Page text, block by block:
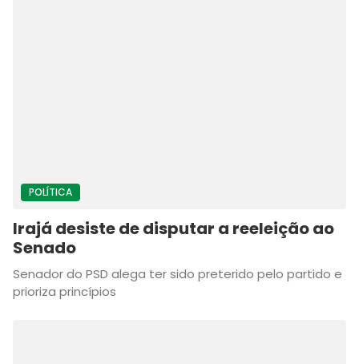
POLÍTICA
Irajá desiste de disputar a reeleição ao
Senado
Senador do PSD alega ter sido preterido pelo partido e
prioriza princípios